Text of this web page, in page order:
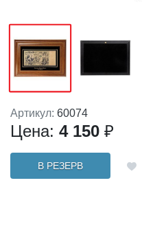
Артикул: 60074
Цена: 4 150 ₽
В РЕЗЕРВ